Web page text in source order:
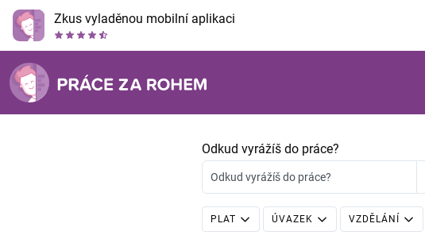
Zkus vyladěnou mobilní aplikaci
Odkud vyrážíš do práce?
Odkud vyrážíš do práce?
PLAT ÚVAZEK VZDĚLÁNÍ